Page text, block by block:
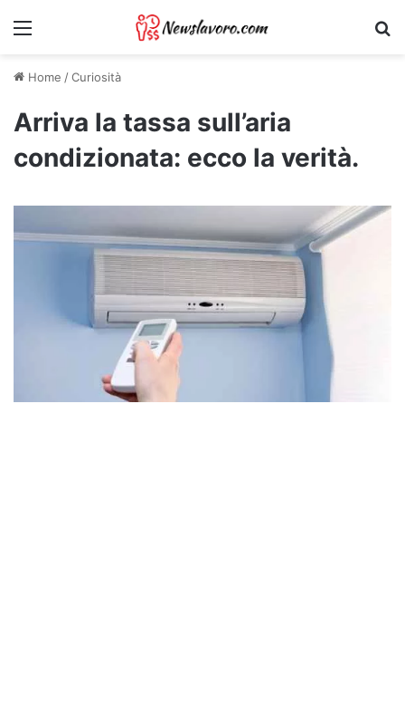
Menu
Home /Curiosità
Arriva la tassa sull’aria
condizionata: ecco la verità.